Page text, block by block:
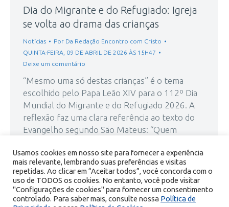
Dia do Migrante e do Refugiado: Igreja
se volta ao drama das crianças
Notícias Por Da Redação Encontro com Cristo
QUINTA-FEIRA, 09 DE ABRIL DE 2026 ÀS 15H47
Deixe um comentário
“Mesmo uma só destas crianças” é o tema
escolhido pelo Papa Leão XIV para o 112º Dia
Mundial do Migrante e do Refugiado 2026. A
reflexão faz uma clara referência ao texto do
Evangelho segundo São Mateus: “Quem
é a mim que recebe” (Mt 18, 5). Segundo…
Usamos cookies em nosso site para fornecer a experiência
mais relevante, lembrando suas preferências e visitas
repetidas. Ao clicar em “Aceitar todos”, você concorda com o
uso de TODOS os cookies. No entanto, você pode visitar
"Configurações de cookies" para fornecer um consentimento
controlado. Para saber mais, consulte nossa Política de